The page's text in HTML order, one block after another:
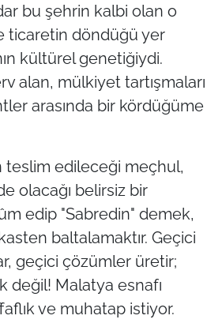
bu şehrin kalbi olan o
ticaretin döndüğü yer
kültürel genetiğiydi.
alan, mülkiyet tartışmaları
arasında bir kördüğüme
teslim edileceği meçhul,
olacağı belirsiz bir
edip "Sabredin" demek,
baltalamaktır. Geçici
geçici çözümler üretir;
değil! Malatya esnafı
ve muhatap istiyor.